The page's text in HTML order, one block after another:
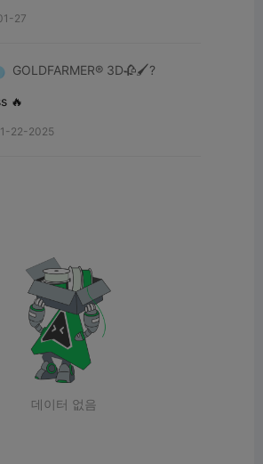
27
GOLDFARMER® 3D🥀🖌️?
🔥
22-2025
데이터 없음